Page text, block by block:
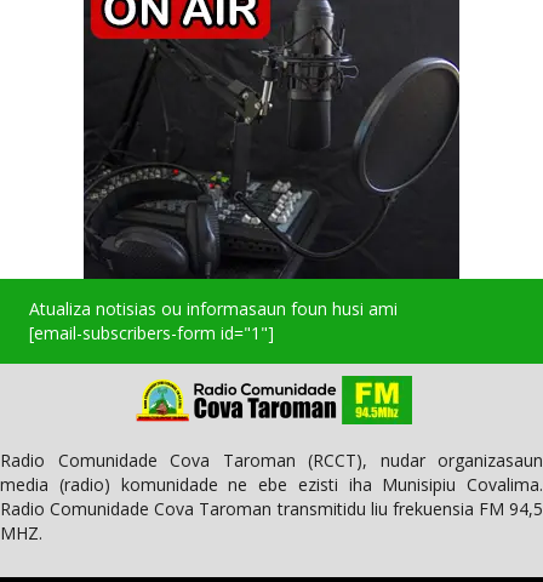
Atualiza notisias ou informasaun foun husi ami
[email-subscribers-form id="1"]
Radio Comunidade Cova Taroman (RCCT), nudar organizasaun
media (radio) komunidade ne ebe ezisti iha Munisipiu Covalima.
Radio Comunidade Cova Taroman transmitidu liu frekuensia FM 94,5
MHZ.